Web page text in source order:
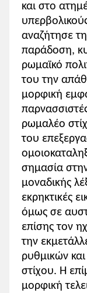
και στο
αναζήτησε
παράδοση,
ρωμαϊκό
του την
μορφική
ρωμαλέο
του
σημασία
μοναδικής
εκρηκτικές
όμως σε
επίσης τον
την
ρυθμικών
στίχου. Η
μορφική